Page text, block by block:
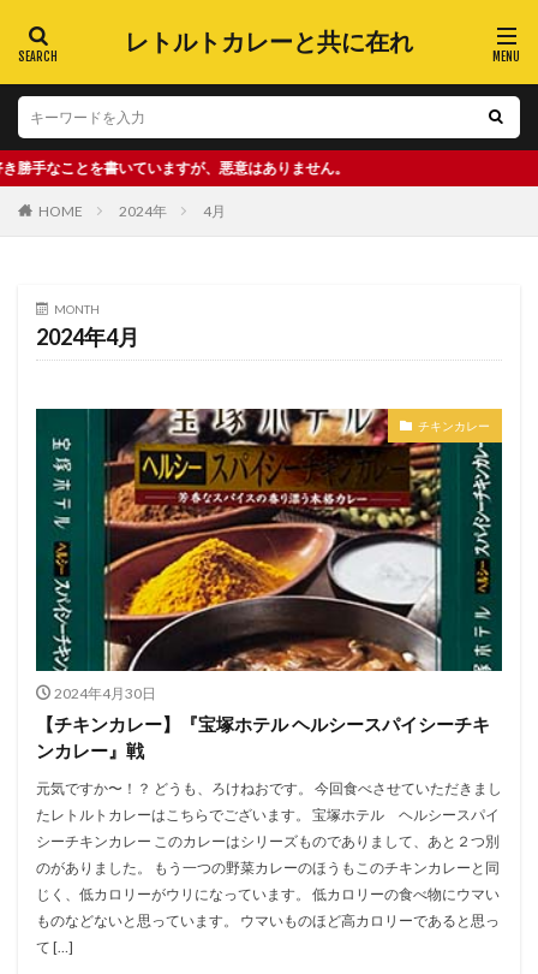
レトルトカレーと共に在れ
いていますが、悪意はありません。
HOME 2024年 4月
MONTH
2024年4月
チキンカレー
2024年4月30日
【チキンカレー】『宝塚ホテル ヘルシースパイシーチキ
ンカレー』戦
元気ですか〜！？ どうも、ろけねおです。 今回食べさせていただきまし
たレトルトカレーはこちらでございます。 宝塚ホテル ヘルシースパイ
シーチキンカレー このカレーはシリーズものでありまして、あと２つ別
のがありました。 もう一つの野菜カレーのほうもこのチキンカレーと同
じく、低カロリーがウリになっています。 低カロリーの食べ物にウマい
ものなどないと思っています。 ウマいものほど高カロリーであると思っ
て […]